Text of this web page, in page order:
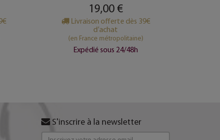
19,00 €
Livraison offerte dès 39€
d’achat
(en France métropolitaine)
Expédié sous 24/48h
S'inscrire à la newsletter